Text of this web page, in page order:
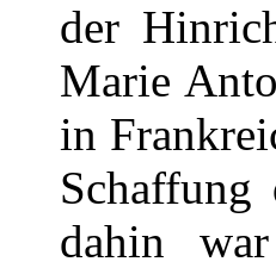
der
Marie
in
dahin